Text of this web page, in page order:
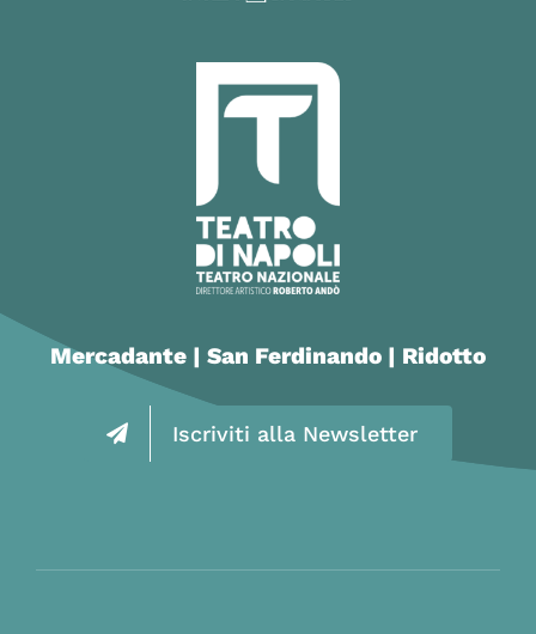
Mercadante | San Ferdinando | Ridotto
Iscriviti alla Newsletter